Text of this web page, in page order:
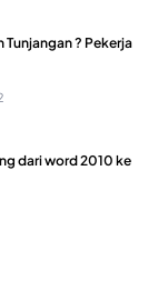
Tunjangan ? Pekerja
dari word 2010 ke